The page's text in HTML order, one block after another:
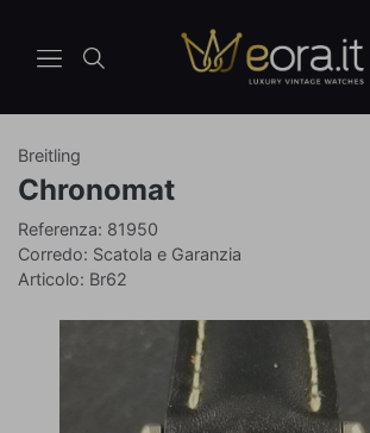
Breitling
Orologio
ChronomatRef
Referenza: 81950
Corredo: Scatola e Garanzia
Articolo: Br62